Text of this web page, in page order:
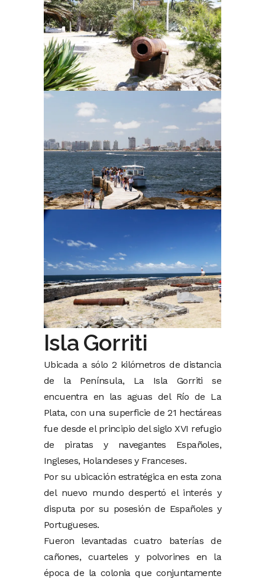
Isla Gorriti
Ubicada a sólo 2 kilómetros de distancia
de la Península, La Isla Gorriti se
encuentra en las aguas del Río de La
Plata, con una superficie de 21 hectáreas
fue desde el principio del siglo XVI refugio
de piratas y navegantes Españoles,
Ingleses, Holandeses y Franceses.
Por su ubicación estratégica en esta zona
del nuevo mundo despertó el interés y
disputa por su posesión de Españoles y
Portugueses.
Fueron levantadas cuatro baterías de
cañones, cuarteles y polvorines en la
época de la colonia que conjuntamente